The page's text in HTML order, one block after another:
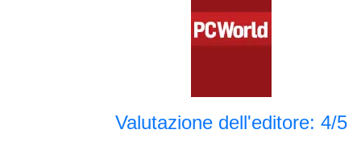
Valutazione dell'editore: 4/5